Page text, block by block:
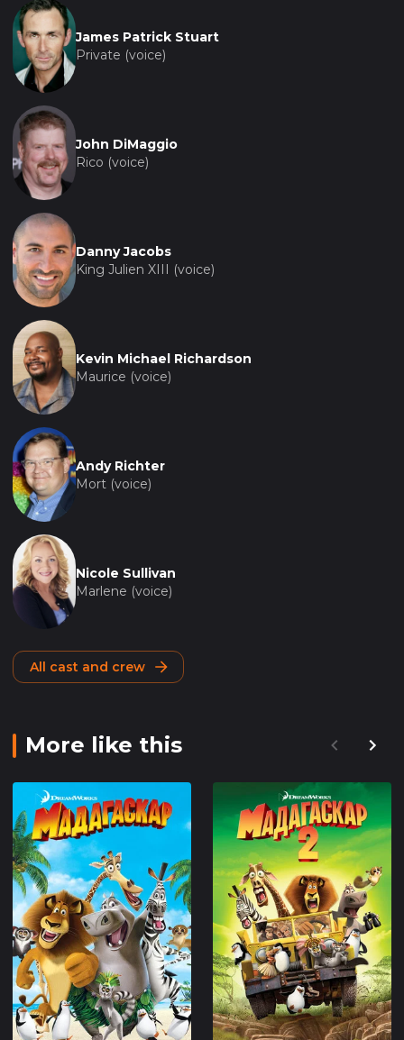
James Patrick Stuart
Private (voice)
John DiMaggio
Rico (voice)
Danny Jacobs
King Julien XIII (voice)
Kevin Michael Richardson
Maurice (voice)
Andy Richter
Mort (voice)
Nicole Sullivan
Marlene (voice)
All cast and crew
More like this